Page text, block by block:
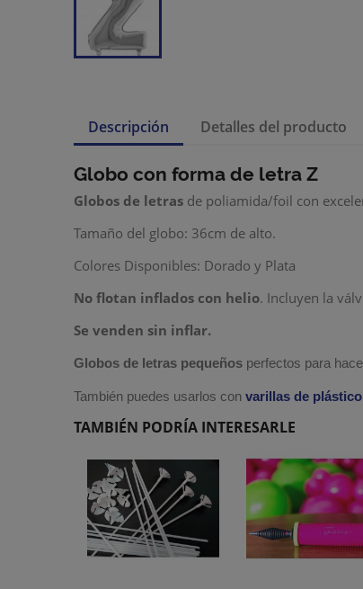
Descripción Detalles del producto
Globo con forma de letra Z
Globos de letras de poliamida/foil con
Tamaño del globo: 36cm de alto.
Colores Disponibles: Dorado y Plata
No flotan inflados con helio. Incluyen la
Se venden sin inflar.
Globos de letras pequeños perfectos para
También puedes usarlos convarillas de
TAMBIÉN PODRÍA INTERESARLE